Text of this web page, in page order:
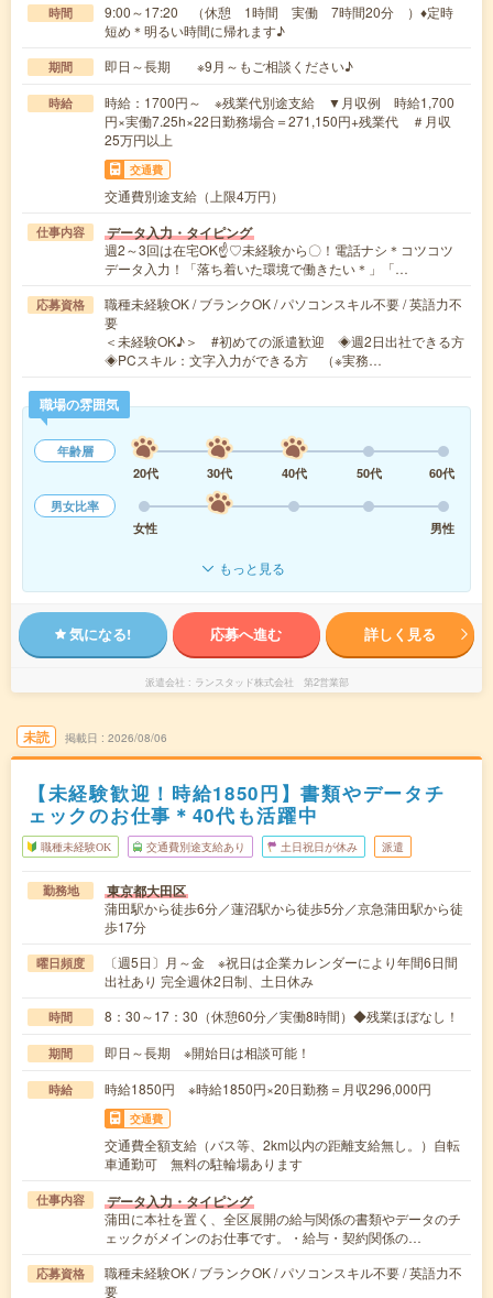
時間
9:00～17:20 （休憩 1時間 実働 7時間20分 ）♦定時
短め＊明るい時間に帰れます♪
期間 即日～長期 ※9月～もご相談ください♪
時給
時給：1700円～ ※残業代別途支給 ▼月収例 時給1,700
円×実働7.25h×22日勤務場合＝271,150円+残業代 ＃月収
25万円以上
交通費
交通費別途支給（上限4万円）
仕事内容 データ入力・タイピング
週2～3回は在宅OK☝♡未経験から〇！電話ナシ＊コツコツ
データ入力！「落ち着いた環境で働きたい＊」「…
応募資格
職種未経験OK / ブランクOK / パソコンスキル不要 / 英語力不
要
＜未経験OK♪＞ #初めての派遣歓迎 ◈週2日出社できる方
◈PCスキル：文字入力ができる方 （※実務…
職場の雰囲気
年齢層
20代
30代 40代 50代
60代
男女比率
女性
男性
もっと見る
気になる! 応募へ進む 詳しく見る
派遣会社 ランスタッド株式会社 第2営業部
未読 掲載日 2026/08/06
【未経験歓迎！時給1850円】書類やデータチ
ェックのお仕事＊40代も活躍中
職種未経験OK 交通費別途支給あり 土日祝日が休み 派遣
勤務地 東京都大田区
蒲田駅から徒歩6分／蓮沼駅から徒歩5分／京急蒲田駅から徒
歩17分
曜日頻度
〔週5日〕月～金 ※祝日は企業カレンダーにより年間6日間
出社あり 完全週休2日制、土日休み
時間 8：30～17：30（休憩60分／実働8時間）◆残業ほぼなし！
期間 即日～長期 ※開始日は相談可能！
時給 時給1850円 ※時給1850円×20日勤務＝月収296,000円
交通費
交通費全額支給（バス等、2km以内の距離支給無し。）自転
車通勤可 無料の駐輪場あります
仕事内容 データ入力・タイピング
蒲田に本社を置く、全区展開の給与関係の書類やデータのチ
ェックがメインのお仕事です。・給与・契約関係の…
応募資格
職種未経験OK / ブランクOK / パソコンスキル不要 / 英語力不
要